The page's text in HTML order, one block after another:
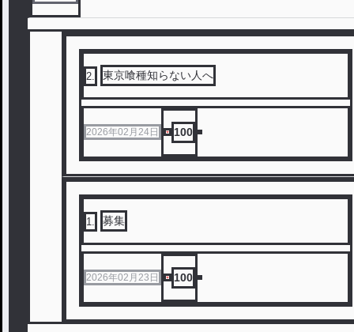
2 東京喰種知らない人へ
2026年02月24日 100
1 募集
2026年02月23日 100